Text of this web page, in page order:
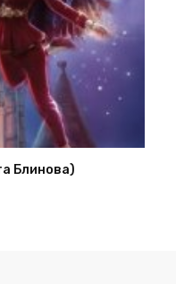
Блинова)